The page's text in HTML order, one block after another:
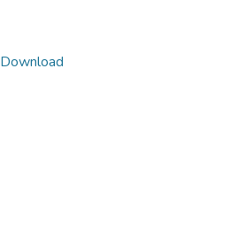
Download